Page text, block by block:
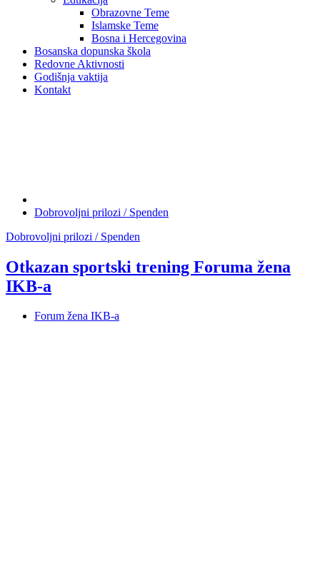
Obrazovne Teme
Islamske Teme
Bosna i Hercegovina
Bosanska dopunska škola
Redovne Aktivnosti
Godišnja vaktija
Kontakt
Dobrovoljni prilozi / Spenden
Dobrovoljni prilozi / Spenden
Otkazan sportski trening Foruma žena
IKB-a
Forum žena IKB-a